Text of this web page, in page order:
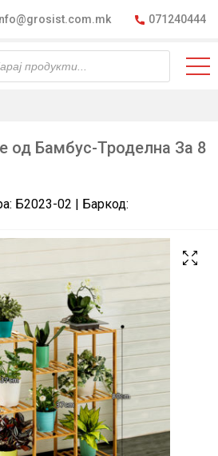
071240444
од Бамбус-Троделна За 8
Б2023-02 | Баркод: